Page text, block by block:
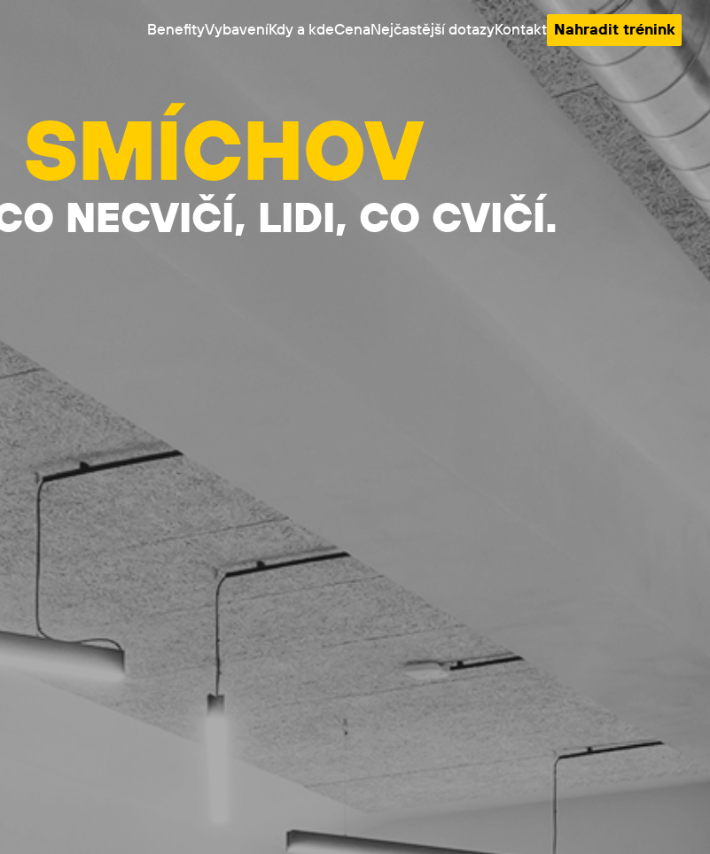
BenefityVybaveníKdy a kdeCenaNejčastější dotazyKontakt Nahradit trénink
SMÍCHOV
NECVIČÍ, LIDI, CO CVIČÍ.